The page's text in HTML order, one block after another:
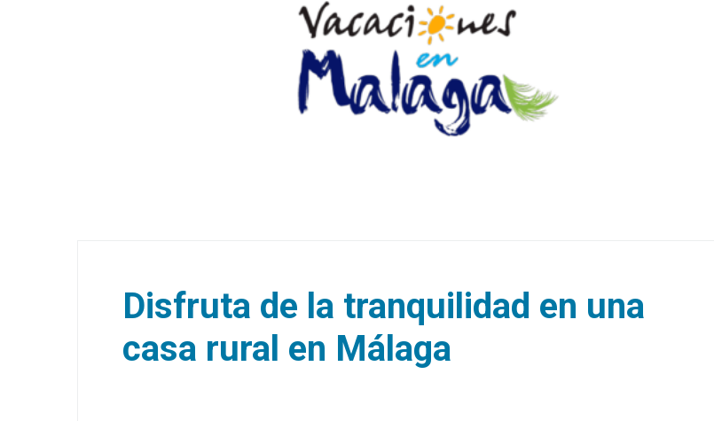
Disfruta de la tranquilidad en una
casa rural en Málaga